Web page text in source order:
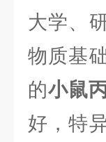
大学、
物质基
的小鼠
好，特